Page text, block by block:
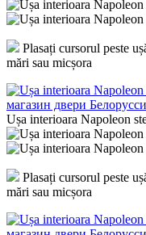
Plasați cursorul peste
mări sau micșora
Ușa interioara Napoleon
Plasați cursorul peste
mări sau micșora